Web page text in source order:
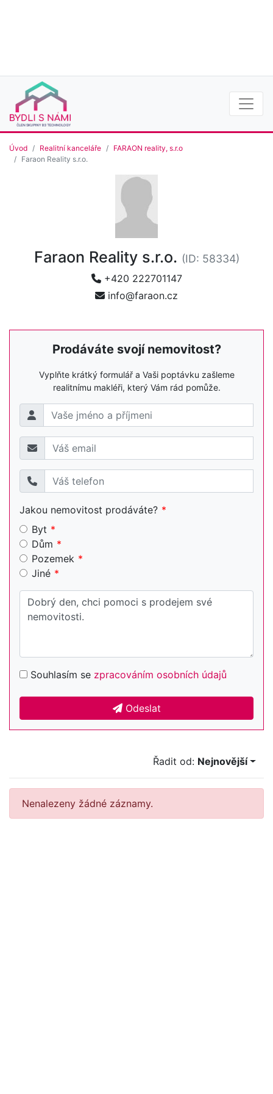
Úvod Realitní kanceláře
FARAON reality, s.r.o
Faraon Reality s.r.o.
Faraon Reality s.r.o. (ID: 58334)
+420 222701147
info@faraon.cz
Prodáváte svojí nemovitost?
Vyplňte krátký formulář a Vaši poptávku zašleme
realitnímu makléři, který Vám rád pomůže.
Jakou nemovitost prodáváte?
Byt
Dům
Pozemek
Jiné
Souhlasím se zpracováním osobních údajů
Odeslat
Řadit od: Nejnovější
Nenalezeny žádné záznamy.